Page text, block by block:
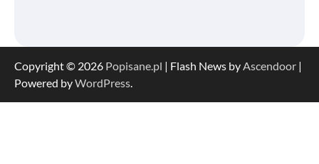
Copyright © 2026 Popisane.pl | Flash News byAscendoor |
Powered byWordPress.